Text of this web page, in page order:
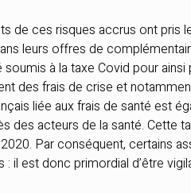
de ces risques accrus ont pris
leurs offres de
à la taxe Covid pour
des frais de crise et
liée aux frais de santé est
des acteurs de la santé. Cette
Par conséquent, certains
il est donc primordial d’être